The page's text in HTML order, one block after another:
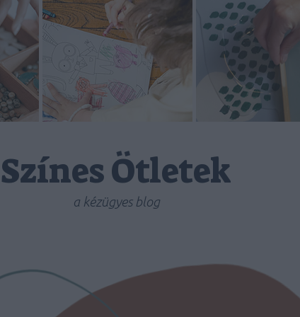
Színes Ötletek
a kézügyes blog